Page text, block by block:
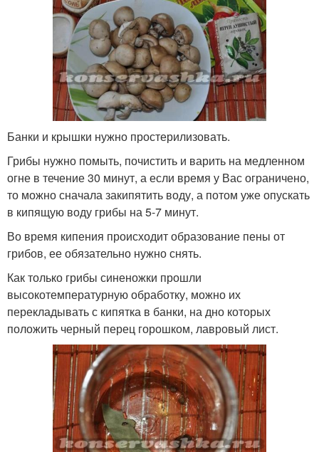
Банки и крышки нужно простерилизовать.
Грибы нужно помыть, почистить и варить на медленном
огне в течение 30 минут, а если время у Вас ограничено,
то можно сначала закипятить воду, а потом уже опускать
в кипящую воду грибы на 5-7 минут.
Во время кипения происходит образование пены от
грибов, ее обязательно нужно снять.
Как только грибы синеножки прошли
высокотемпературную обработку, можно их
перекладывать с кипятка в банки, на дно которых
положить черный перец горошком, лавровый лист.